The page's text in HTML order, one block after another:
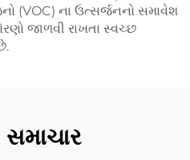
(VOC) ના ઉત્સર્જનનો સમાવેશ
જાળવી રાખતા સ્વચ્છ